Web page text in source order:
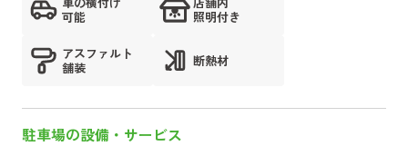
可能
照明付き
アスファルト
舗装
断熱材
駐車場の設備・サービス